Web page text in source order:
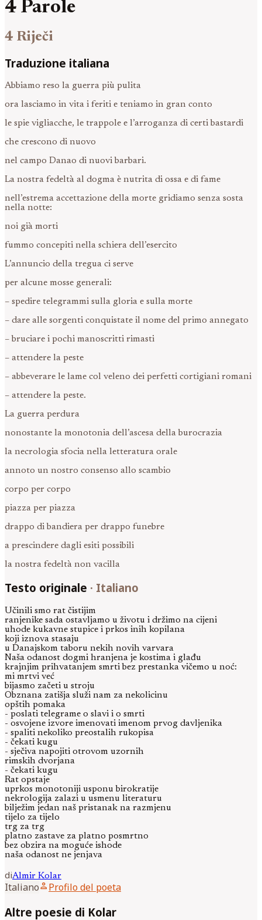
4 Parole
4 Riječi
Traduzione italiana
Abbiamo reso la guerra più pulita
ora lasciamo in vita i feriti e teniamo in gran conto
le spie vigliacche, le trappole e l’arroganza di certi bastardi
che crescono di nuovo
nel campo Danao di nuovi barbari.
La nostra fedeltà al dogma è nutrita di ossa e di fame
nell’estrema accettazione della morte gridiamo senza sosta
nella notte:
noi già morti
fummo concepiti nella schiera dell’esercito
L’annuncio della tregua ci serve
per alcune mosse generali:
– spedire telegrammi sulla gloria e sulla morte
– dare alle sorgenti conquistate il nome del primo annegato
– bruciare i pochi manoscritti rimasti
– attendere la peste
– abbeverare le lame col veleno dei perfetti cortigiani romani
– attendere la peste.
La guerra perdura
nonostante la monotonia dell’ascesa della burocrazia
la necrologia sfocia nella letteratura orale
annoto un nostro consenso allo scambio
corpo per corpo
piazza per piazza
drappo di bandiera per drappo funebre
a prescindere dagli esiti possibili
la nostra fedeltà non vacilla
Testo originale · Italiano
Učinili smo rat čistijim
ranjenike sada ostavljamo u životu i držimo na cijeni
uhode kukavne stupice i prkos inih kopilana
koji iznova stasaju
u Danajskom taboru nekih novih varvara
Naša odanost dogmi hranjena je kostima i glađu
krajnjim prihvatanjem smrti bez prestanka vičemo u noć:
mi mrtvi već
bijasmo začeti u stroju
Obznana zatišja služi nam za nekolicinu
opštih pomaka
- poslati telegrame o slavi i o smrti
- osvojene izvore imenovati imenom prvog davljenika
- spaliti nekoliko preostalih rukopisa
- čekati kugu
- sječiva napojiti otrovom uzornih
rimskih dvorjana
- čekati kugu
Rat opstaje
uprkos monotoniji usponu birokratije
nekrologija zalazi u usmenu literaturu
bilježim jedan naš pristanak na razmjenu
tijelo za tijelo
trg za trg
platno zastave za platno posmrtno
bez obzira na moguće ishode
naša odanost ne jenjava
diAlmir Kolar
Italianoperson Profilo del poeta
Altre poesie di Kolar